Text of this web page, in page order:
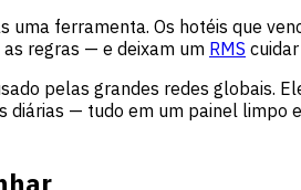
ferramenta. Os hotéis que
regras — e deixam um RMS
pelas grandes redes globais.
diárias — tudo em um painel limpo